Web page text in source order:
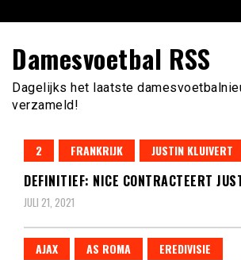
naar
inhoud
Damesvoetbal RSS
Dagelijks het laatste
verzameld!
2 FRANKRIJK JUSTIN KLUIVERT
DEFINITIEF: NICE CONTRACTEERT
JULI 21, 2021
AJAX AS ROMA
EREDIVISIE